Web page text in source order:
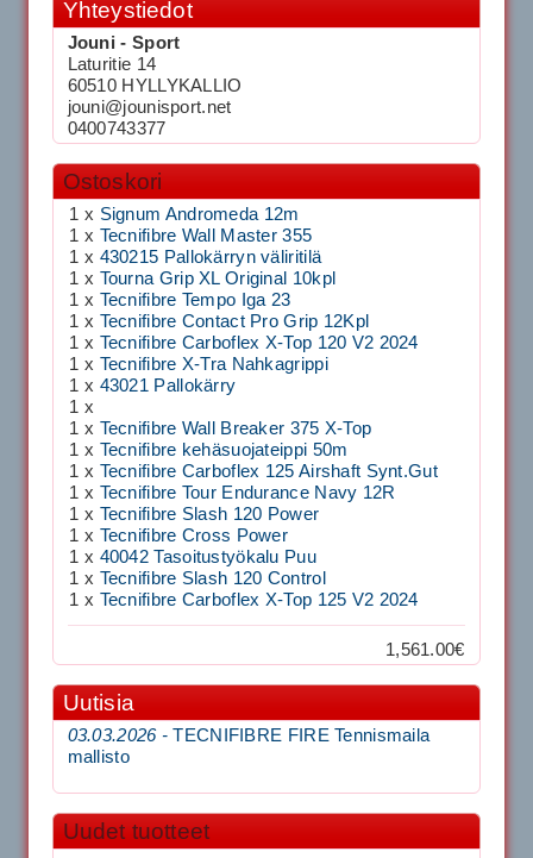
Yhteystiedot
Jouni - Sport
Laturitie 14
60510 HYLLYKALLIO
jouni@jounisport.net
0400743377
Ostoskori
1 x Signum Andromeda 12m
1 x Tecnifibre Wall Master 355
1 x 430215 Pallokärryn väliritilä
1 x Tourna Grip XL Original 10kpl
1 x Tecnifibre Tempo Iga 23
1 x Tecnifibre Contact Pro Grip 12Kpl
1 x Tecnifibre Carboflex X-Top 120 V2 2024
1 x Tecnifibre X-Tra Nahkagrippi
1 x 43021 Pallokärry
1 x
1 x Tecnifibre Wall Breaker 375 X-Top
1 x Tecnifibre kehäsuojateippi 50m
1 x Tecnifibre Carboflex 125 Airshaft Synt.Gut
1 x Tecnifibre Tour Endurance Navy 12R
1 x Tecnifibre Slash 120 Power
1 x Tecnifibre Cross Power
1 x 40042 Tasoitustyökalu Puu
1 x Tecnifibre Slash 120 Control
1 x Tecnifibre Carboflex X-Top 125 V2 2024
1,561.00€
Uutisia
03.03.2026 -TECNIFIBRE FIRE Tennismaila
mallisto
Uudet tuotteet